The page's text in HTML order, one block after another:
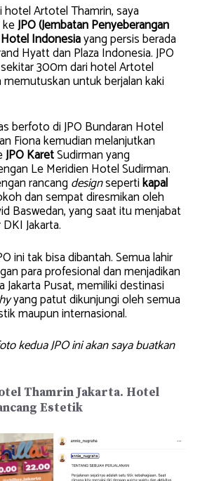
Artotel Thamrin, saya
JPO (Jembatan Penyeberangan
Indonesiayang persis berada
Hyatt dan Plaza Indonesia. JPO
300m dari hotel Artotel
memutuskan untuk berjalan kaki
berfoto di JPO Bundaran Hotel
Fiona kemudian melanjutkan
JPO KaretSudirman yang
Le Meridien Hotel Sudirman.
rancang designsepertikapal
dan sempat diresmikan oleh
Baswedan, yang saat itu menjabat
Jakarta.
ini tak bisa dibantah. Semua lahir
para profesional dan menjadikan
Jakarta Pusat, memiliki destinasi
yang patut dikunjungi oleh semua
maupun internasional.
kedua JPO ini akan saya buatkan
Thamrin Jakarta. Hotel
Estetik